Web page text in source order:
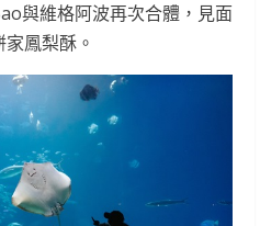
與維格阿波再次合體，見面
鳳梨酥。